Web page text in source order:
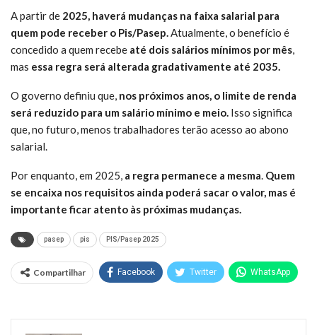
A partir de 2025, haverá mudanças na faixa salarial para
quem pode receber o Pis/Pasep.Atualmente, o benefício é
concedido a quem recebe até dois salários mínimos por mês,
mas essa regra será alterada gradativamente até 2035.
O governo definiu que, nos próximos anos, o limite de renda
será reduzido para um salário mínimo e meio. Isso significa
que, no futuro, menos trabalhadores terão acesso ao abono
salarial.
Por enquanto, em 2025, a regra permanece a mesma. Quem
se encaixa nos requisitos ainda poderá sacar o valor, mas é
importante ficar atento às próximas mudanças.
pasep pis PIS/Pasep 2025
Compartilhar Facebook Twitter WhatsApp